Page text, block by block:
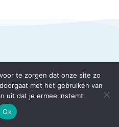
te zorgen dat onze site zo
met het gebruiken van
uit dat je ermee instemt.
Ok